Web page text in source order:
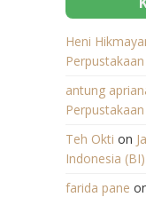
Heni
antung
Teh Okti on
Indonesia
farida pane